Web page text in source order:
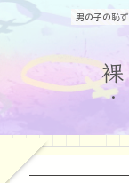
男の子の恥